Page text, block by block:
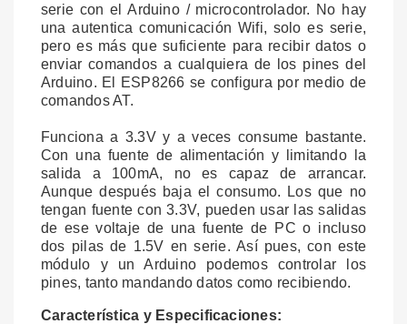
serie con el Arduino / microcontrolador. No hay
una autentica comunicación Wifi, solo es serie,
pero es más que suficiente para recibir datos o
enviar comandos a cualquiera de los pines del
Arduino. El ESP8266 se configura por medio de
comandos AT.
Funciona a 3.3V y a veces consume bastante.
Con una fuente de alimentación y limitando la
salida a 100mA, no es capaz de arrancar.
Aunque después baja el consumo. Los que no
tengan fuente con 3.3V, pueden usar las salidas
de ese voltaje de una fuente de PC o incluso
dos pilas de 1.5V en serie. Así pues, con este
módulo y un Arduino podemos controlar los
pines, tanto mandando datos como recibiendo.
Característica y Especificaciones: